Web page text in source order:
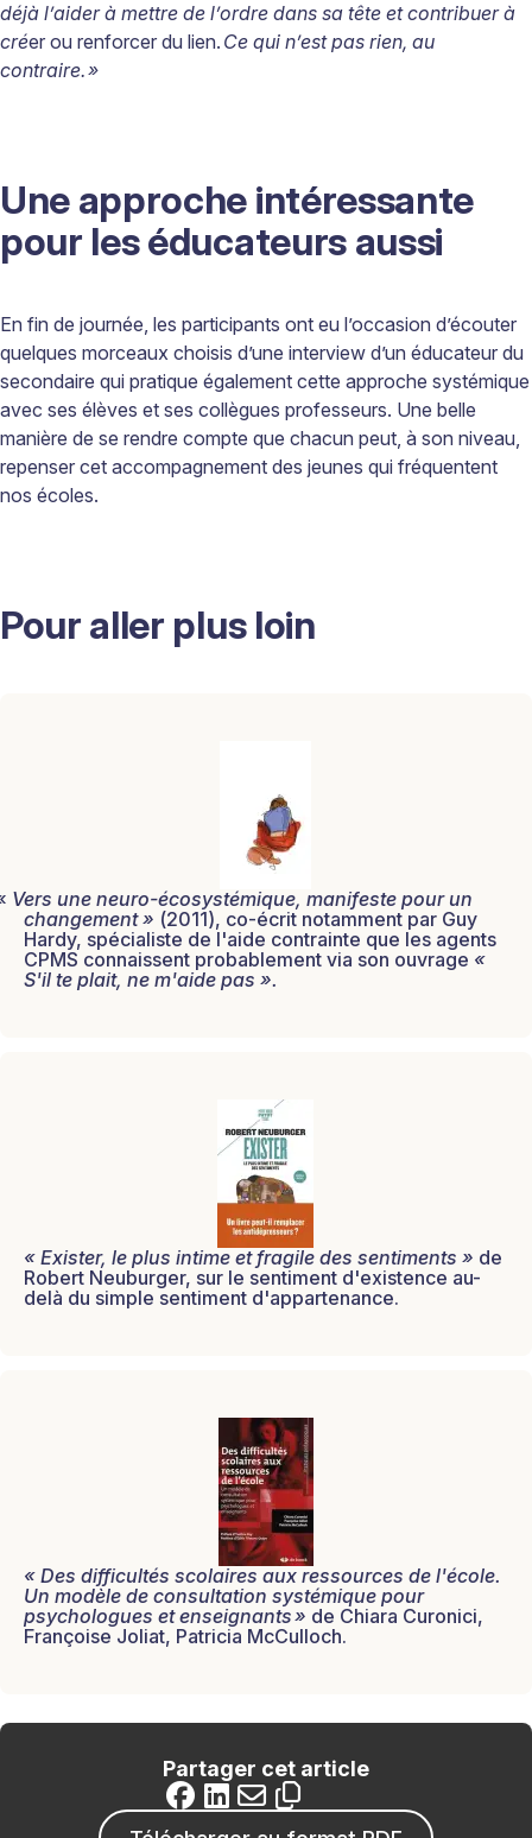
déjà l’aiderà mettre de l’ordre dans sa tête et contribuerà
créer ou renforcer du lien. Ce qui n’est pas rien, au
contraire.»
Une approche intéressante
pour les éducateurs aussi
En fin de journée, les participants ont eu l’occasion d’écouter
quelques morceaux choisis d’une interview d’un éducateur du
secondaire qui pratique également cette approche systémique
avec ses élèves et ses collègues professeurs. Une belle
manière de se rendre compte que chacun peut, à son niveau,
repenser cet accompagnement des jeunes qui fréquentent
nos écoles.
Pour aller plus loin
Vers une neuro-écosystémique, manifeste pour un
changement » (2011), co-écrit notamment par Guy
Hardy, spécialiste de l'aide contrainte que les agents
CPMS connaissent probablement via son ouvrage «
S'il te plait, ne m'aide pas ».
« Exister, le plus intime et fragile des sentiments » de
Robert Neuburger, sur le sentiment d'existence au-
delà du simple sentiment d'appartenance.
« Des difficultés scolaires aux ressources de l'école.
Un modèle de consultation systémique pour
psychologues et enseignants » de Chiara Curonici,
Françoise Joliat, Patricia McCulloch.
Partager cet article